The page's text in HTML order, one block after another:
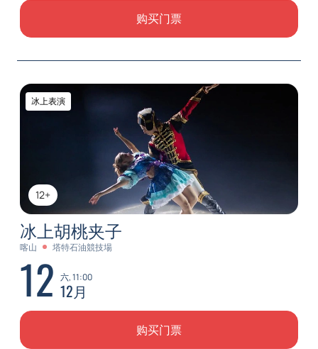
购买门票
12+
冰上表演
冰上胡桃夹子
喀山 塔特石油競技場
12 六, 11:00
12月
购买门票